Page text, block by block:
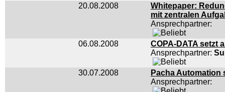
20.08.2008
Whitepaper:
mit zentralen
Ansprechpartner:
06.08.2008
COPA-DATA setzt
Ansprechpartner:
30.07.2008
Pacha Automation
Ansprechpartner: